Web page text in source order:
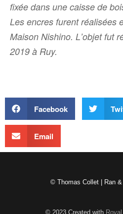
fixée dans une caisse de
Les encres furent réalisées
Maison Nishino. Lʼobjet fut
2019 à Ruy.
Facebook
Email
© Thomas Collet | Ran &
© 2023 Created with